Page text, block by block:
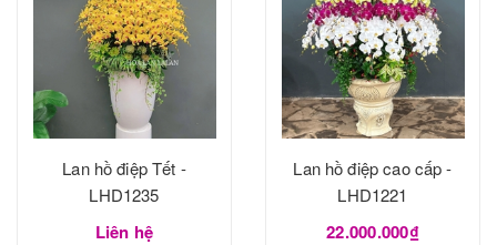
Lan hồ điệp Tết -
LHD1235
Liên hệ
Lan hồ điệp cao cấp -
LHD1221
22.000.000₫